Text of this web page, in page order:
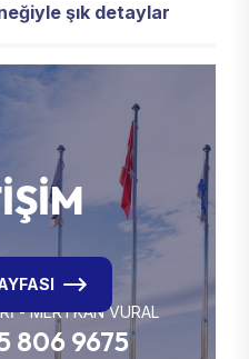
şık detaylar
İŞİM
- MERTKAN VURAL
806 9675